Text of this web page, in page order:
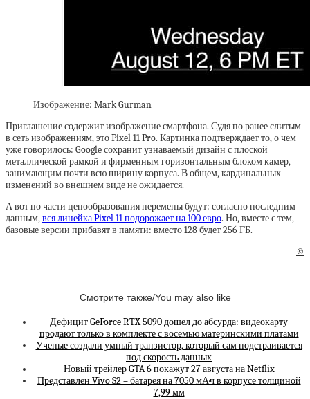
Изображение: Mark Gurman
Приглашение содержит изображение смартфона. Судя по ранее слитым
в сеть изображениям, это Pixel 11 Pro. Картинка подтверждает то, о чем
уже говорилось: Google сохранит узнаваемый дизайн с плоской
металлической рамкой и фирменным горизонтальным блоком камер,
занимающим почти всю ширину корпуса. В общем, кардинальных
изменений во внешнем виде не ожидается.
А вот по части ценообразования перемены будут: согласно последним
данным,вся линейка Pixel 11 подорожает на 100 евро. Но, вместе с тем,
базовые версии прибавят в памяти: вместо 128 будет 256 ГБ.
©
Смотрите также/You may also like
Дефицит GeForce RTX 5090 дошел до абсурда: видеокарту
продают только в комплекте с восемью материнскими платами
Ученые создали умный транзистор, который сам подстраивается
под скорость данных
Новый трейлер GTA 6 покажут 27 августа на Netflix
Представлен Vivo S2 – батарея на 7050 мА·ч в корпусе толщиной
7,99 мм